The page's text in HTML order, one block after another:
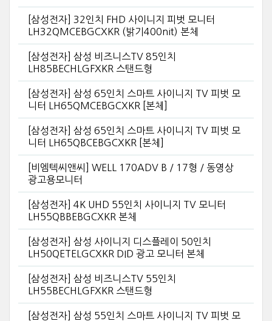
[삼성전자] 32인치 FHD 사이니지 피벗 모니터
LH32QMCEBGCXKR (밝기400nit) 본체
[삼성전자] 삼성 비즈니스TV 85인치
LH85BECHLGFXKR 스탠드형
[삼성전자] 삼성 65인치 스마트 사이니지 TV 피벗 모
니터 LH65QMCEBGCXKR [본체]
[삼성전자] 삼성 65인치 스마트 사이니지 TV 피벗 모
니터 LH65QBCEBGCXKR [본체]
[비엠텍씨앤씨] WELL 170ADV B / 17형 / 동영상
광고용모니터
[삼성전자] 4K UHD 55인치 사이니지 TV 모니터
LH55QBBEBGCXKR 본체
[삼성전자] 삼성 사이니지 디스플레이 50인치
LH50QETELGCXKR DID 광고 모니터 본체
[삼성전자] 삼성 비즈니스TV 55인치
LH55BECHLGFXKR 스탠드형
[삼성전자] 삼성 55인치 스마트 사이니지 TV 피벗 모